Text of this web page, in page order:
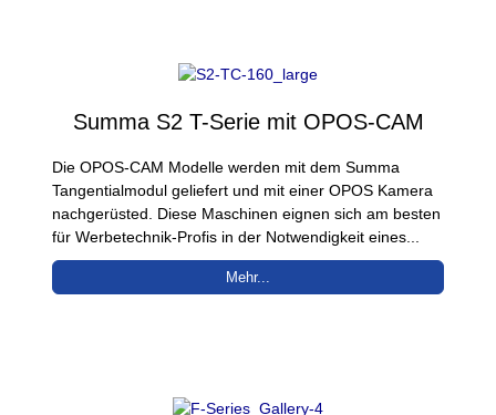
Summa S2 T-Serie mit OPOS-CAM
Die OPOS-CAM Modelle werden mit dem Summa
Tangentialmodul geliefert und mit einer OPOS Kamera
nachgerüsted. Diese Maschinen eignen sich am besten
für Werbetechnik-Profis in der Notwendigkeit eines...
Mehr...